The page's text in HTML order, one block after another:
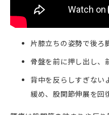
片膝立ちの姿勢で後ろ
骨盤を前に押し出し、
背中を反らしすぎな
緩め、股関節伸展を回